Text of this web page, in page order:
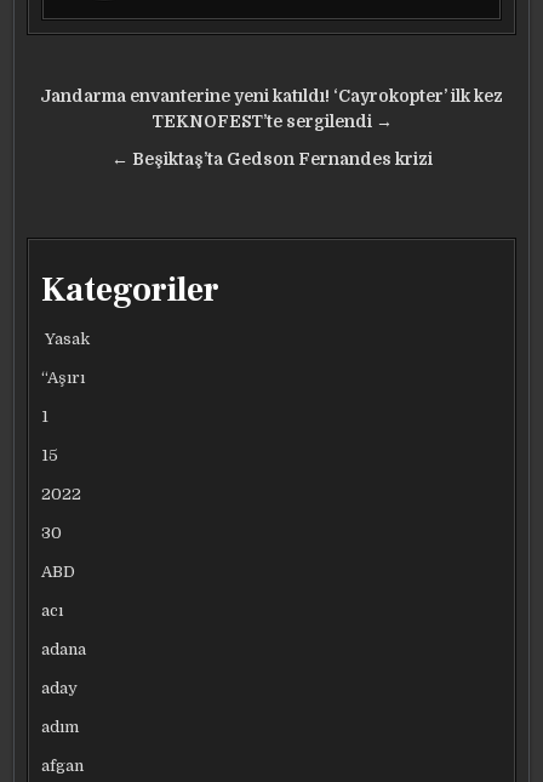
Yazı
gezinmesi
Jandarma envanterine yeni katıldı! ‘Cayrokopter’ ilk kez
TEKNOFEST’te sergilendi →
← Beşiktaş’ta Gedson Fernandes krizi
Kategoriler
Yasak
“Aşırı
1
15
2022
30
ABD
acı
adana
aday
adım
afgan